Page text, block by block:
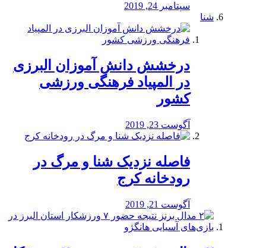
سپتامبر 24, 2019
شنا
درخشش دانش آموزان البرزی
در المپیاد فرهنگی ورزشی
کشور
آگوست 23, 2019
️فاصله نزدیک شنا و مرگ در
رودخانه کرج
آگوست 21, 2019